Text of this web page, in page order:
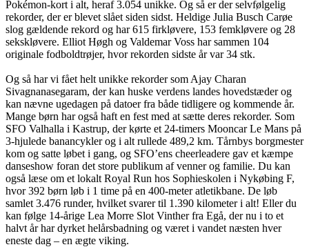
Pokémon-kort i alt, heraf 3.054 unikke. Og så er der selvfølgelig
rekorder, der er blevet slået siden sidst. Heldige Julia Busch Carøe
slog gældende rekord og har 615 firkløvere, 153 femkløvere og 28
sekskløvere. Elliot Høgh og Valdemar Voss har sammen 104
originale fodboldtrøjer, hvor rekorden sidste år var 34 stk.
Og så har vi fået helt unikke rekorder som Ajay Charan
Sivagnanasegaram, der kan huske verdens landes hovedstæder og
kan nævne ugedagen på datoer fra både tidligere og kommende år.
Mange børn har også haft en fest med at sætte deres rekorder. Som
SFO Valhalla i Kastrup, der kørte et 24-timers Mooncar Le Mans på
3-hjulede banancykler og i alt rullede 489,2 km. Tårnbys borgmester
kom og satte løbet i gang, og SFO’ens cheerleadere gav et kæmpe
danseshow foran det store publikum af venner og familie. Du kan
også læse om et lokalt Royal Run hos Sophieskolen i Nykøbing F,
hvor 392 børn løb i 1 time på en 400-meter atletikbane. De løb
samlet 3.476 runder, hvilket svarer til 1.390 kilometer i alt! Eller du
kan følge 14-årige Lea Morre Slot Vinther fra Egå, der nu i to et
halvt år har dyrket helårsbadning og været i vandet næsten hver
eneste dag – en ægte viking.